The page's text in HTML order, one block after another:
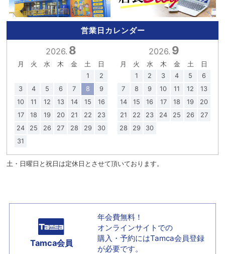
営業日カレンダー
2026. 8
月 火 水 木 金 土
日
1
2
3
4 5 6 7 8
9
10
11 12 13 14 15
16
17
18 19 20 21 22
23
24
25 26 27 28 29
30
31
2026. 9
月 火 水 木 金 土
日
1
2 3 4 5
6
7
8 9 10 11 12
13
14
15 16 17 18 19
20
21
22 23 24 25 26
27
28
29 30
土・日曜日と祝日は定休日とさせて頂いております。
Tamca会員
年会費無料！
オンラインサイトでの
購入・予約にはTamca会員登録
が必要です。